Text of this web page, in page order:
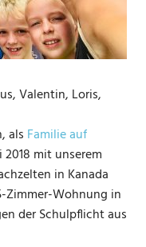
Valentin, Loris,
als Familie auf
mit unserem
in Kanada
Zimmer-Wohnung in
der Schulpflicht aus